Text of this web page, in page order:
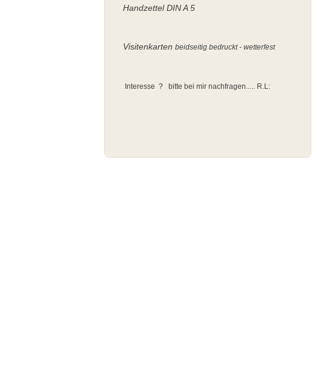
Handzettel DIN A 5
Visitenkarten beidseitig bedruckt - wetterfest
Interesse ? bitte bei mir nachfragen..... R.L: